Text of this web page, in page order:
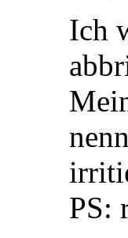
Ich
PS: